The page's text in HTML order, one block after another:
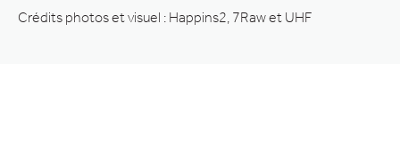
Crédits photos et visuel : Happins2, 7Raw et UHF